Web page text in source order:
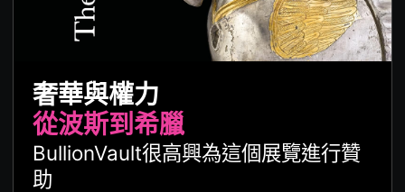
奢華與權力
從波斯到希臘
BullionVault很高興為這個展覽進行贊
助